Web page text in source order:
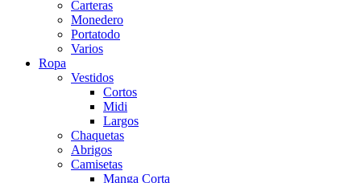
Carteras
Monedero
Portatodo
Varios
Ropa
Vestidos
Cortos
Midi
Largos
Chaquetas
Abrigos
Camisetas
Manga Corta